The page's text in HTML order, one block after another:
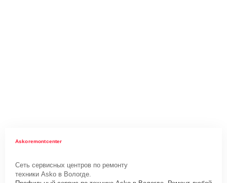
Askoremontcenter
Сеть сервисных центров по ремонту
техники Asko в Вологде.